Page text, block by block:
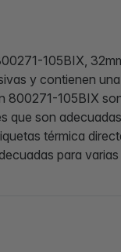
105BIX,
y contienen
800271-105BIX
que son
térmica
para